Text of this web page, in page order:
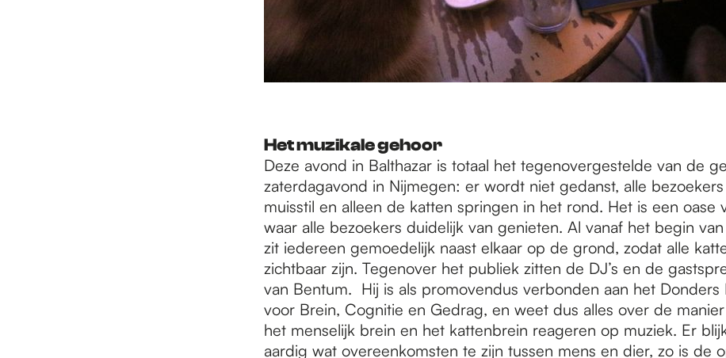
Het muzikale gehoor
Deze avond in Balthazar is totaal het tegenovergestelde van de
zaterdagavond in Nijmegen: er wordt niet gedanst, alle bezoekers
muisstil en alleen de katten springen in het rond. Het is een oase
waar alle bezoekers duidelijk van genieten. Al vanaf het begin
zit iedereen gemoedelijk naast elkaar op de grond, zodat alle
zichtbaar zijn. Tegenover het publiek zitten de DJ’s en de
van Bentum. Hij is als promovendus verbonden aan het Donders
voor Brein, Cognitie en Gedrag, en weet dus alles over de
het menselijk brein en het kattenbrein reageren op muziek. Er
aardig wat overeenkomsten te zijn tussen mens en dier, zo is de